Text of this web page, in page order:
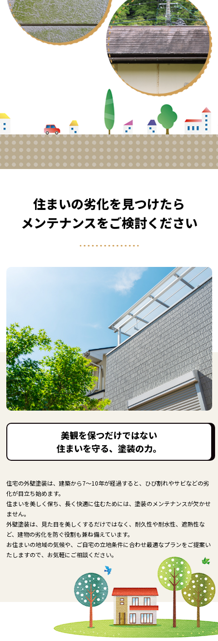
住まいの劣化を見つけたら
メンテナンスをご検討ください
美観を保つだけではない
住まいを守る、塗装の力。
住宅の外壁塗装は、建築から7～10年が経過すると、ひび割れやサビなどの劣
化が目立ち始めます。
住まいを美しく保ち、長く快適に住むためには、塗装のメンテナンスが欠かせ
ません。
外壁塗装は、見た目を美しくするだけではなく、耐久性や耐水性、遮熱性な
ど、建物の劣化を防ぐ役割も兼ね備えています。
お住まいの地域の気候や、ご自宅の立地条件に合わせ最適なプランをご提案い
たしますので、お気軽にご相談ください。